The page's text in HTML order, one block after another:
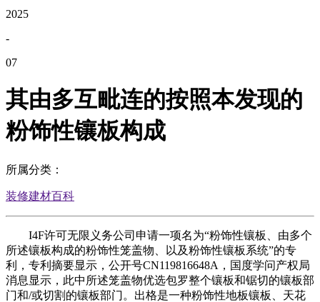
2025
-
07
其由多互毗连的按照本发现的
粉饰性镶板构成
所属分类：
装修建材百科
I4F许可无限义务公司申请一项名为“粉饰性镶板、由多个
所述镶板构成的粉饰性笼盖物、以及粉饰性镶板系统”的专
利，专利摘要显示，公开号CN119816648A，国度学问产权局
消息显示，此中所述笼盖物优选包罗整个镶板和锯切的镶板部
门和/或切割的镶板部门。出格是一种粉饰性地板镶板、天花